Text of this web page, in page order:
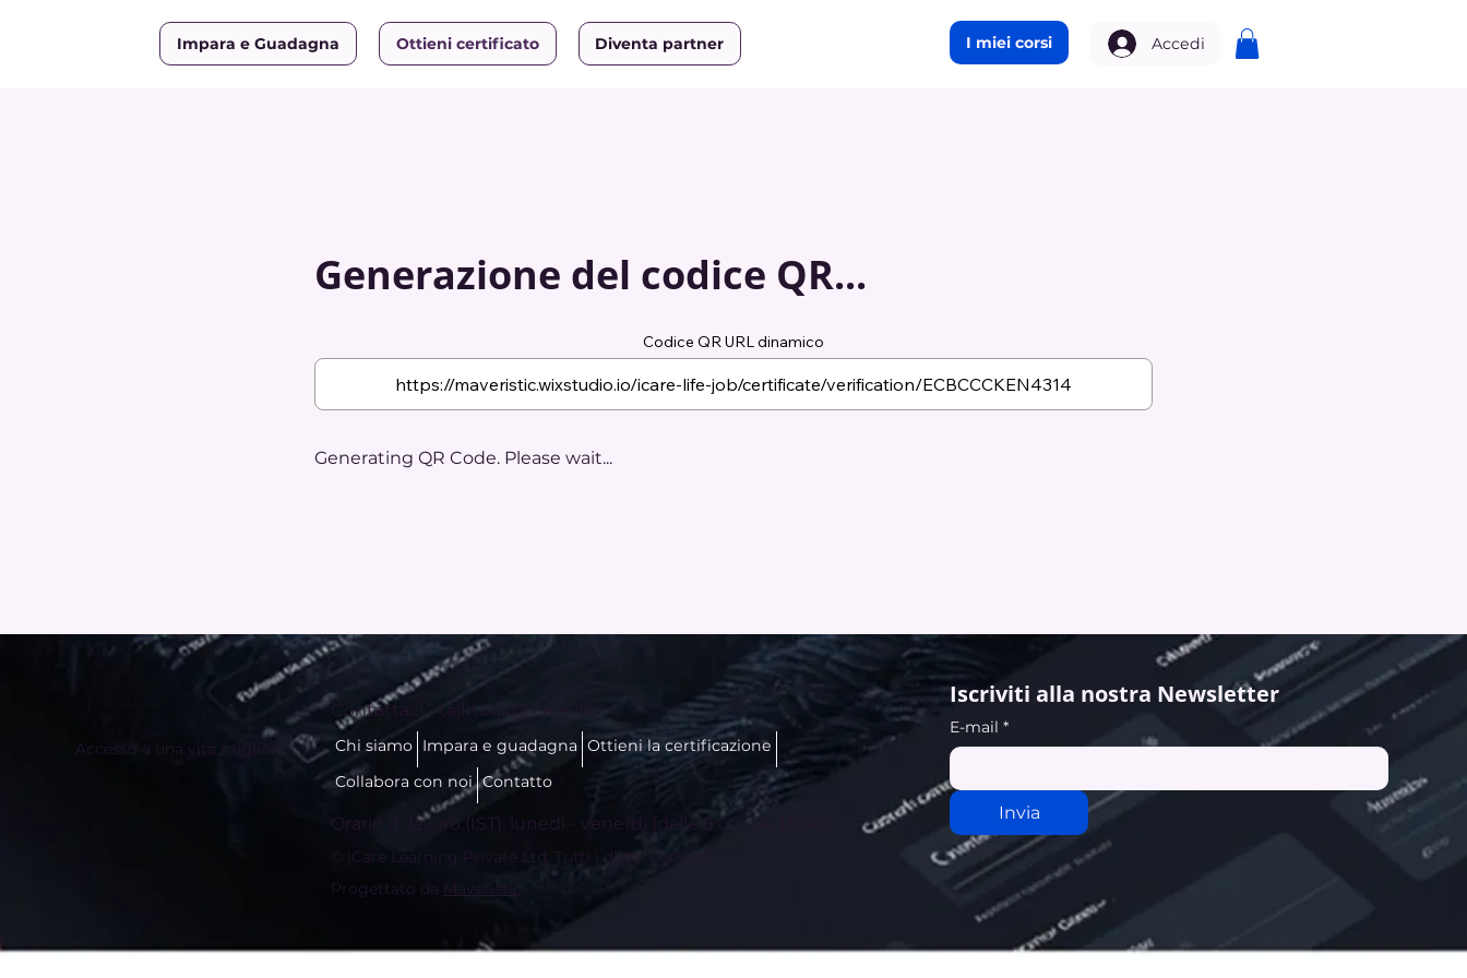
Impara e Guadagna Ottieni certificato Diventa partner I miei corsi Accedi
Generazione del codice QR...
Codice QR URL dinamico
Generating QR Code. Please wait...
Accesso a una vita migliore
Contattaci - talktous@icare.life
Chi siamo Impara e guadagna Ottieni la certificazione
Collabora con noi Contatto
Orario di lavoro (IST): lunedì - venerdì (dalle 9:00 alle 18:00)
© iCare Learning Private Ltd. Tutti i diritti riservati.
Progettato da Maveristic
Iscriviti alla nostra Newsletter
E-mail *
Invia